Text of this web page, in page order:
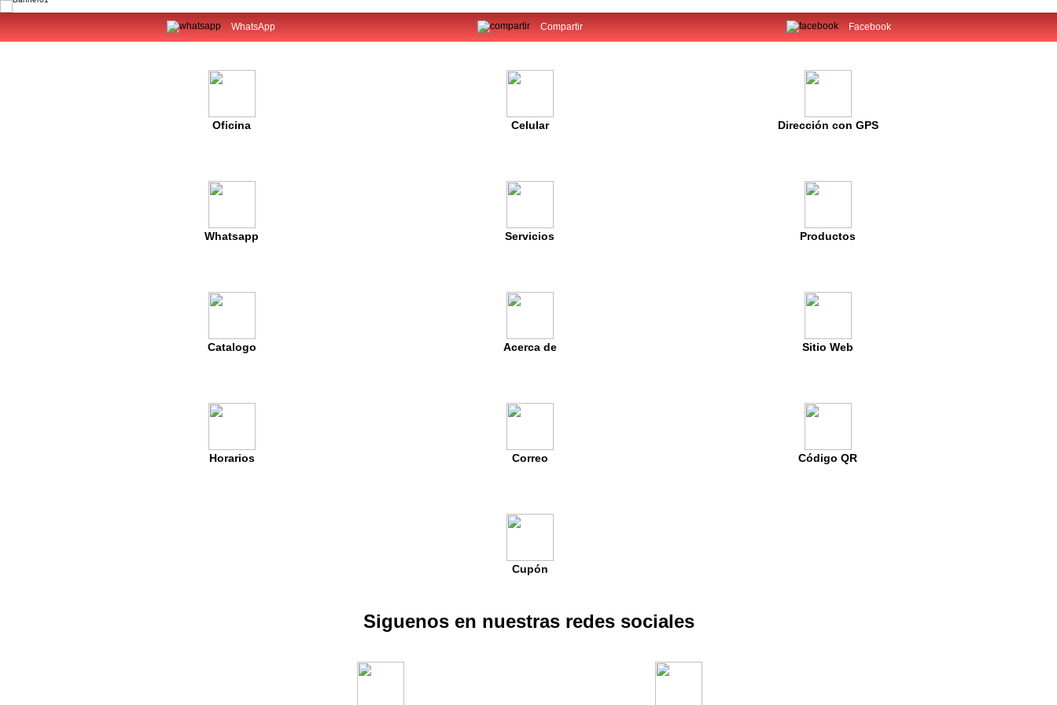
WhatsApp Compartir Facebook
Oficina Celular Dirección con GPS
Whatsapp Servicios Productos
Catalogo Acerca de Sitio Web
Horarios Correo Código QR
Cupón
Siguenos en nuestras redes sociales